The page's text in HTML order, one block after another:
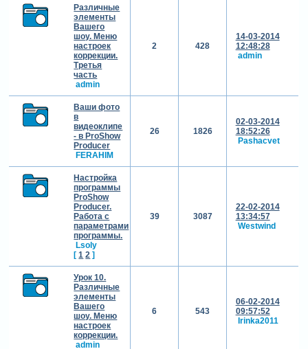
Различные
элементы
Вашего
шоу. Меню
настроек
коррекции.
Третья
часть
admin
2 428
14-03-2014
12:48:28
admin
Ваши фото
в
видеоклипе
- в ProShow
Producer
FERAHIM
26 1826
02-03-2014
18:52:26
Pashacvet
Настройка
программы
ProShow
Producer.
Работа с
параметрами
программы.
Lsoly
[ 1 2 ]
39 3087
22-02-2014
13:34:57
Westwind
Урок 10.
Различные
элементы
Вашего
шоу. Меню
настроек
коррекции.
admin
6 543
06-02-2014
09:57:52
Irinka2011